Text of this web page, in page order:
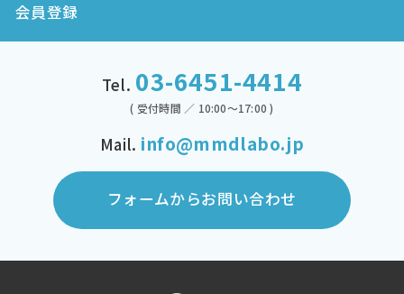
会員登録
Tel. 03-6451-4414
( 受付時間 ／ 10:00～17:00 )
Mail. info@mmdlabo.jp
フォームからお問い合わせ